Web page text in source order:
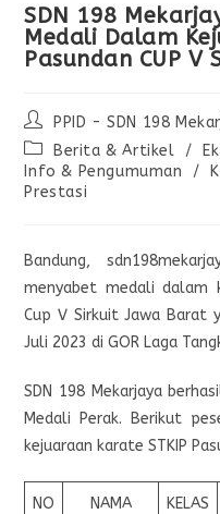
SDN 198
Medali Dalam
Pasundan CUP
PPID - SDN 198
Berita & Artikel
/
Info & Pengumuman
/
Prestasi
Bandung,
menyabet medali dalam
Cup V Sirkuit Jawa Barat
Juli 2023 di GOR Laga
SDN 198 Mekarjaya
Medali Perak. Berikut
kejuaraan karate STKIP
NO NAMA KELAS